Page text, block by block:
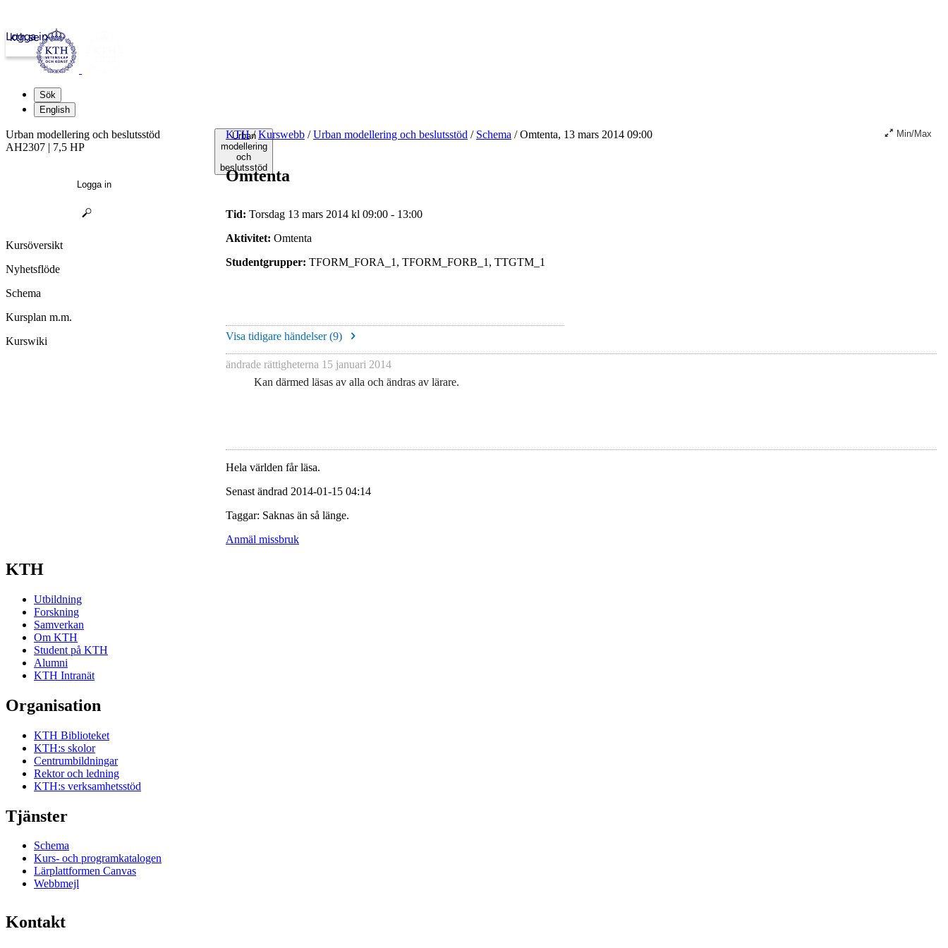
kth.se
Logga in
Sök
English
Urban
modellering
och
beslutsstöd
KTH / Kurswebb / Urban modellering och beslutsstöd / Schema /Omtenta, 13 mars 2014 09:00 Min/Max
Omtenta
Tid: Torsdag 13 mars 2014 kl 09:00 - 13:00
Aktivitet: Omtenta
Studentgrupper: TFORM_FORA_1, TFORM_FORB_1, TTGTM_1
Visa tidigare händelser (9)
ändrade rättigheterna 15 januari 2014
Kan därmed läsas av alla och ändras av lärare.
Hela världen får läsa.
Senast ändrad 2014-01-15 04:14
Taggar: Saknas än så länge.
Anmäl missbruk
Urban modellering och beslutsstöd
AH2307 | 7,5 HP
Logga in
Kursöversikt
Nyhetsflöde
Schema
Kursplan m.m.
Kurswiki
KTH
Utbildning
Forskning
Samverkan
Om KTH
Student på KTH
Alumni
KTH Intranät
Organisation
KTH Biblioteket
KTH:s skolor
Centrumbildningar
Rektor och ledning
KTH:s verksamhetsstöd
Tjänster
Schema
Kurs- och programkatalogen
Lärplattformen Canvas
Webbmejl
Kontakt